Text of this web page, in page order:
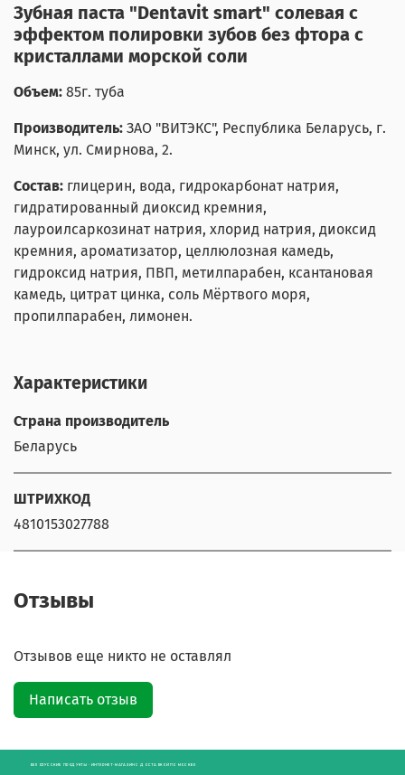
Зубная паста "Dentavit smart" солевая с
эффектом полировки зубов без фтора с
кристаллами морской соли
Объем: 85г. туба
Производитель: ЗАО "ВИТЭКС", Республика Беларусь, г.
Минск, ул. Смирнова, 2.
Состав: глицерин, вода, гидрокарбонат натрия,
гидратированный диоксид кремния,
лауроилсаркозинат натрия, хлорид натрия, диоксид
кремния, ароматизатор, целлюлозная камедь,
гидроксид натрия, ПВП, метилпарабен, ксантановая
камедь, цитрат цинка, соль Мёртвого моря,
пропилпарабен, лимонен.
Характеристики
Страна производитель
Беларусь
ШТРИХКОД
4810153027788
Отзывы
Отзывов еще никто не оставлял
Написать отзыв
БЕЛОРУССКИЕ ПРОДУКТЫ - ИНТЕРНЕТ-МАГАЗИН С ДОСТАВКОЙ ПО МОСКВЕ